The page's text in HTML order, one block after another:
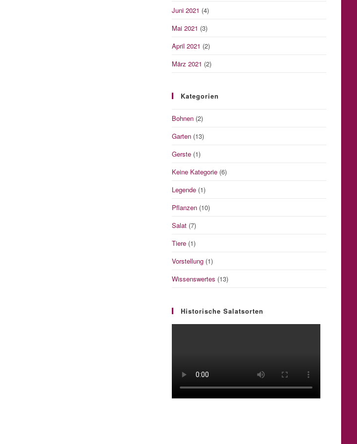
Juni 2021 (4)
Mai 2021 (3)
April 2021 (2)
März 2021 (2)
Kategorien
Bohnen (2)
Garten (13)
Gerste (1)
Keine Kategorie (6)
Legende (1)
Pflanzen (10)
Salat (7)
Tiere (1)
Vorstellung (1)
Wissenswertes (13)
Historische Salatsorten